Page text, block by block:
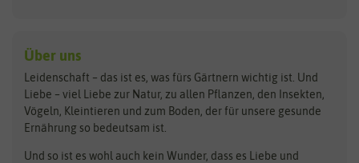
Kräutersamen
Obstsamen
Pilzbrut
Rasensamen
Steckzwiebeln
Zimmer & Kübelpflanzen
Benary
Bingenheimer Saatgut
Bionana
BIOWOL
Dürr-Samen
Feldsaaten Freudenberger
Über uns
Leidenschaft – das ist es, was fürs Gärtnern wichtig ist. Und
Liebe – viel Liebe zur Natur, zu allen Pflanzen, den Insekten,
Vögeln, Kleintieren und zum Boden, der für unsere gesunde
Ernährung so bedeutsam ist.
Und so ist es wohl auch kein Wunder, dass es Liebe und